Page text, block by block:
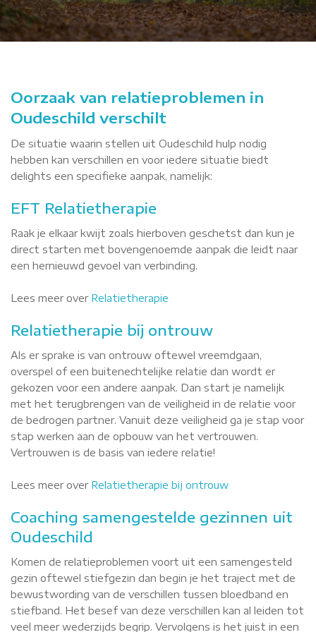
Oorzaak van relatieproblemen in
Oudeschild verschilt
De situatie waarin stellen uit Oudeschild hulp nodig
hebben kan verschillen en voor iedere situatie biedt
delights een specifieke aanpak, namelijk:
EFT Relatietherapie
Raak je elkaar kwijt zoals hierboven geschetst dan kun je
direct starten met bovengenoemde aanpak die leidt naar
een hernieuwd gevoel van verbinding.
Lees meer over Relatietherapie
Relatietherapie bij ontrouw
Als er sprake is van ontrouw oftewel vreemdgaan,
overspel of een buitenechtelijke relatie dan wordt er
gekozen voor een andere aanpak. Dan start je namelijk
met het terugbrengen van de veiligheid in de relatie voor
de bedrogen partner. Vanuit deze veiligheid ga je stap voor
stap werken aan de opbouw van het vertrouwen.
Vertrouwen is de basis van iedere relatie!
Lees meer over Relatietherapie bij ontrouw
Coaching samengestelde gezinnen uit
Oudeschild
Komen de relatieproblemen voort uit een samengesteld
gezin oftewel stiefgezin dan begin je het traject met de
bewustwording van de verschillen tussen bloedband en
stiefband. Het besef van deze verschillen kan al leiden tot
veel meer wederzijds begrip. Vervolgens is het juist in een